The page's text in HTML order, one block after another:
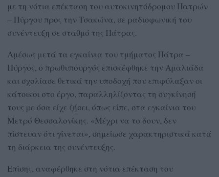
με τη νότια επέκταση του αυτοκινητόδρομου Πατρών
– Πύργου προς την Τσακώνα, σε ραδιοφωνική του
συνέντευξη σε σταθμό της Πάτρας.
Αμέσως μετά τα εγκαίνια του τμήματος Πάτρα –
Πύργος, ο πρωθυπουργός επισκέφθηκε την Αμαλιάδα
και σχολίασε θετικά την υποδοχή που επιφύλαξαν οι
κάτοικοι στο έργο, παραλληλίζοντας τη συγκίνησή
τους με όσα είχε ζήσει, όπως είπε, στα εγκαίνια του
Μετρό Θεσσαλονίκης. «Μέχρι να το δουν, δεν
πίστευαν ότι γίνεται», σημείωσε χαρακτηριστικά κατά
τη διάρκεια της συνέντευξης.
Επίσης, αναφέρθηκε στη νότια επέκταση του